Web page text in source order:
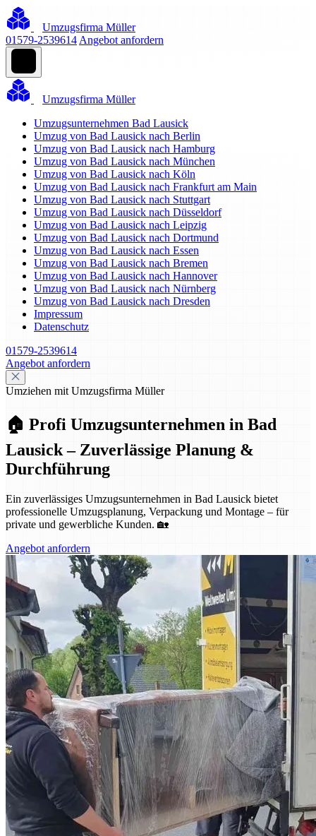
Umzugsfirma Müller
01579-2539614 Angebot anfordern
Umzugsfirma Müller
Umzugsunternehmen Bad Lausick
Umzug von Bad Lausick nach Berlin
Umzug von Bad Lausick nach Hamburg
Umzug von Bad Lausick nach München
Umzug von Bad Lausick nach Köln
Umzug von Bad Lausick nach Frankfurt am Main
Umzug von Bad Lausick nach Stuttgart
Umzug von Bad Lausick nach Düsseldorf
Umzug von Bad Lausick nach Leipzig
Umzug von Bad Lausick nach Dortmund
Umzug von Bad Lausick nach Essen
Umzug von Bad Lausick nach Bremen
Umzug von Bad Lausick nach Hannover
Umzug von Bad Lausick nach Nürnberg
Umzug von Bad Lausick nach Dresden
Impressum
Datenschutz
01579-2539614
Angebot anfordern
Umziehen mit Umzugsfirma Müller
🏠 Profi Umzugsunternehmen in Bad
Lausick – Zuverlässige Planung &
Durchführung
Ein zuverlässiges Umzugsunternehmen in Bad Lausick bietet
professionelle Umzugsplanung, Verpackung und Montage – für
private und gewerbliche Kunden. 🏡
Angebot anfordern